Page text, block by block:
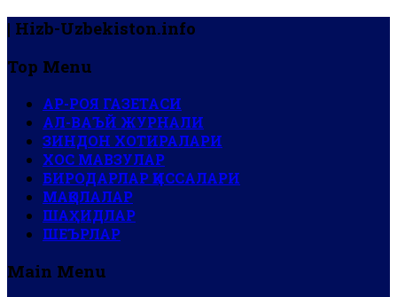
| Hizb-Uzbekiston.info
Top Menu
АР-РОЯ ГАЗЕТАСИ
АЛ-ВАЪЙ ЖУРНАЛИ
ЗИНДОН ХОТИРАЛАРИ
ХОС МАВЗУЛАР
БИРОДАРЛАР ҚИССАЛАРИ
МАҚОЛАЛАР
ШАҲИДЛАР
ШЕЪРЛАР
Main Menu